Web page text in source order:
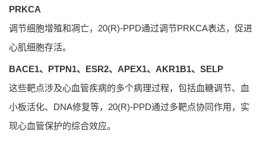
PRKCA
调节细胞增殖和凋亡，20(R)-PPD通过调节PRKCA表达，促进
心肌细胞存活。
BACE1、PTPN1、ESR2、APEX1、AKR1B1、SELP
这些靶点涉及心血管疾病的多个病理过程，包括血糖调节、血
小板活化、DNA修复等，20(R)-PPD通过多靶点协同作用，实
现心血管保护的综合效应。